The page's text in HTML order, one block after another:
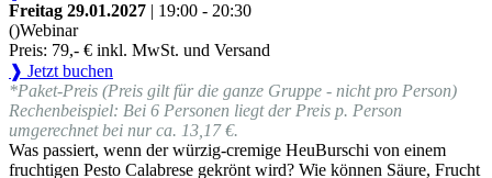
Freitag 29.01.2027 | 19:00 - 20:30
()Webinar
Preis: 79,- € inkl. MwSt. und Versand
❱ Jetzt buchen
*Paket-Preis (Preis gilt für die ganze Gruppe - nicht pro Person)
Rechenbeispiel: Bei 6 Personen liegt der Preis p. Person
umgerechnet bei nur ca. 13,17 €.
Was passiert, wenn der würzig-cremige HeuBurschi von einem
fruchtigen Pesto Calabrese gekrönt wird? Wie können Säure, Frucht